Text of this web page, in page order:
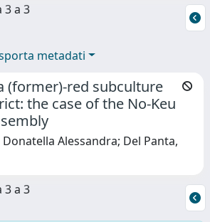
a 3
metadati
(former)-red subculture
the case of the No-Keu
Alessandra; Del Panta,
a 3